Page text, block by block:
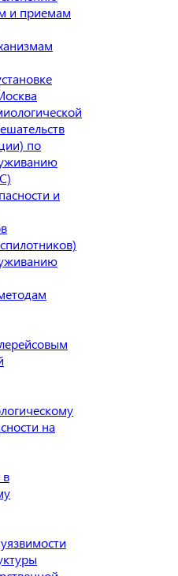
и приемам
по
и
на